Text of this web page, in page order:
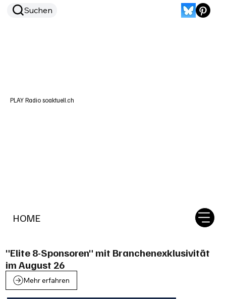
HOME
Suchen
PLAY Radio soaktuell.ch
"Elite 8-Sponsoren" mit Branchenexklusivität
im August 26
Mehr erfahren